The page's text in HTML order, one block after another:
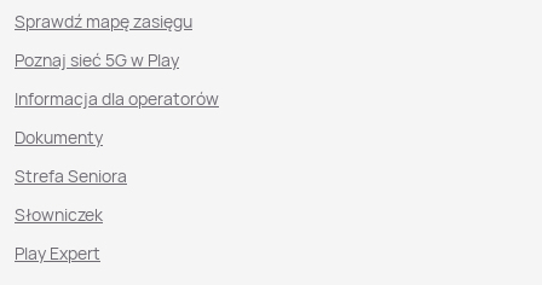
Sprawdź mapę zasięgu
Poznaj sieć 5G w Play
Informacja dla operatorów
Dokumenty
Strefa Seniora
Słowniczek
Play Expert